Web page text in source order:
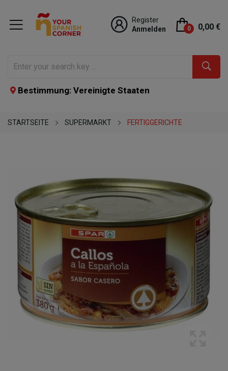
Register
Anmelden
0 0,00 €
Bestimmung: Vereinigte Staaten
STARTSEITE SUPERMARKT FERTIGGERICHTE